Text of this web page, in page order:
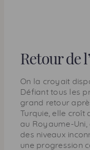
Retour de
On la croyait
Défiant tous les
grand retour
Turquie, elle croît
au Royaume-Uni,
des niveaux
une progression